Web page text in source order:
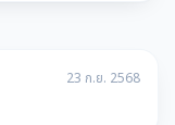
23 ก.ย. 2568